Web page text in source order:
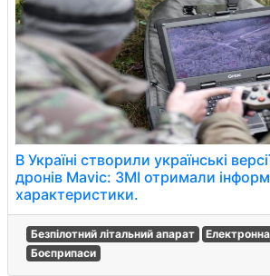
В Україні створили українські
дронів Mavic: ЗМІ отримали
характеристики.
Безпілотний літальний апарат
Електронна
Боєприпаси